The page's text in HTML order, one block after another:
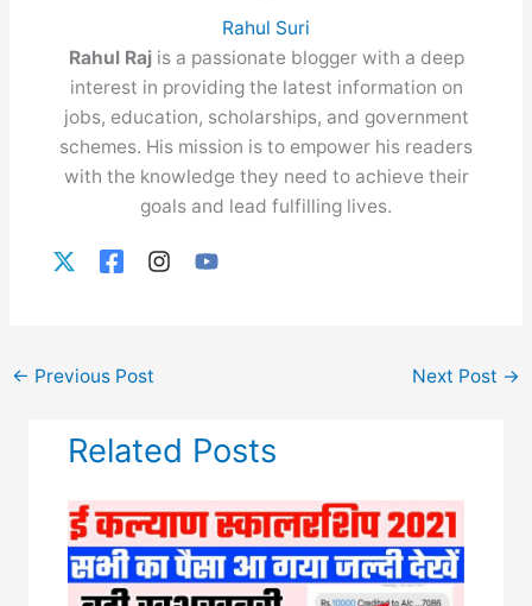
Rahul Suri
Rahul Raj is a passionate blogger with a deep
interest in providing the latest information on
jobs, education, scholarships, and government
schemes. His mission is to empower his readers
with the knowledge they need to achieve their
goals and lead fulfilling lives.
← Previous Post Next Post →
Related Posts